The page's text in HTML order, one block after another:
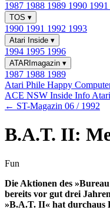
1987 1988 1989 1990 1991
TOS ▾
1990 1991 1992 1993
Atari Inside ▾
1994 1995 1996
ATARImagazin ▾
1987 1988 1989
Atari Phile Happy
ACE NSW Inside Info
← ST-Magazin 06 / 1992
B.A.T. II:
Fun
Die Aktionen des
bereits vor gut drei
»B.A.T. II« hat durchaus